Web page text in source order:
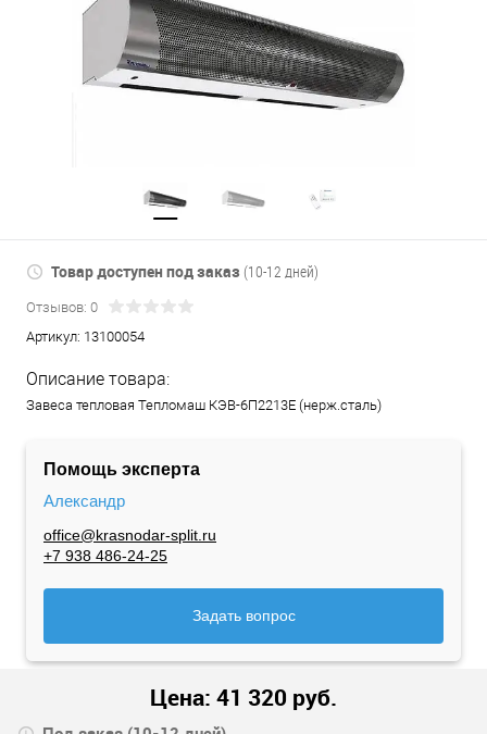
Товар доступен под заказ (10-12 дней)
Отзывов: 0
Артикул: 13100054
Описание товара:
Завеса тепловая Тепломаш КЭВ-6П2213Е (нерж.сталь)
Помощь эксперта
Александр
office@krasnodar-split.ru
+7 938 486-24-25
Задать вопрос
Цена: 41 320 руб.